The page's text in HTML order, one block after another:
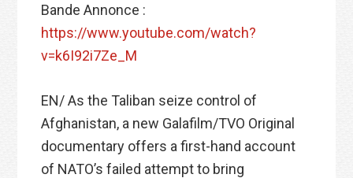
Bande Annonce :
https://www.youtube.com/watch?
v=k6I92i7Ze_M
EN/ As the Taliban seize control of
Afghanistan, a new Galafilm/TVO Original
documentary offers a first-hand account
of NATO’s failed attempt to bring